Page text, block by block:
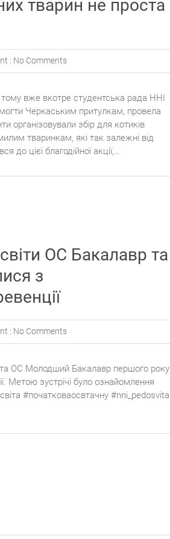
тварин не проста
: No Comments
вже вкотре студентська рада ННІ
Черкаським притулкам, провела
організовували збір для котиків
тваринкам, які так залежні від
цієї благодійної акції,…
ОС Бакалавр та
з
: No Comments
та ОС Молодший Бакалавр першого року
Метою зустрічі було ознайомлення
#початковаосвтачну #nni_pedosvita